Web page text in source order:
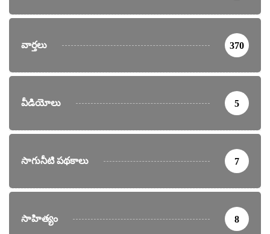
వార్తలు 370
వీడియోలు 5
సాగునీటి పథకాలు 7
సాహిత్యం 8